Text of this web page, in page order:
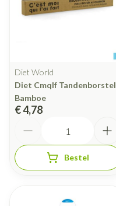
Diet World
Diet Cmqlf Tandenborstel
Bamboe
€ 4,78
Bestel